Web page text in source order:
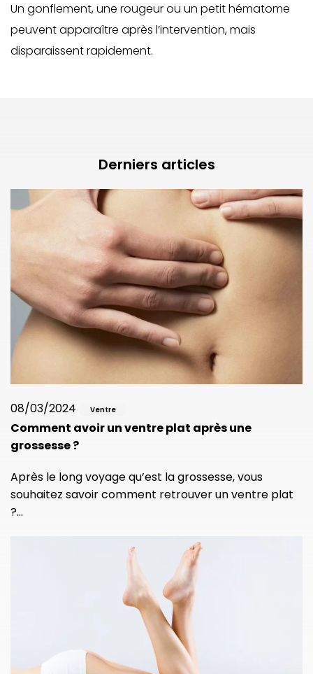
Un gonflement, une rougeur ou un petit hématome
peuvent apparaître après l’intervention, mais
disparaissent rapidement.
Derniers articles
08/03/2024 Ventre
Comment avoir un ventre plat après une
grossesse ?
Après le long voyage qu’est la grossesse, vous
souhaitez savoir comment retrouver un ventre plat
?…